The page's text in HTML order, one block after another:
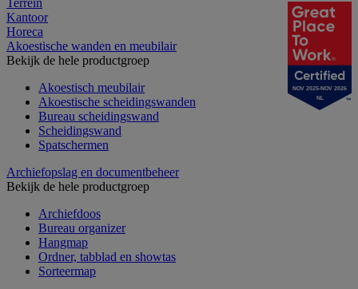
Kantoor
Horeca
Akoestische wanden en meubilair
Bekijk de hele productgroep
Akoestisch meubilair
Akoestische scheidingswanden
Bureau scheidingswand
Scheidingswand
Spatschermen
Archiefopslag en documentbeheer
Bekijk de hele productgroep
Archiefdoos
Bureau organizer
Hangmap
Ordner, tabblad en showtas
Sorteermap
NOV 2025-NOV 2026
NL